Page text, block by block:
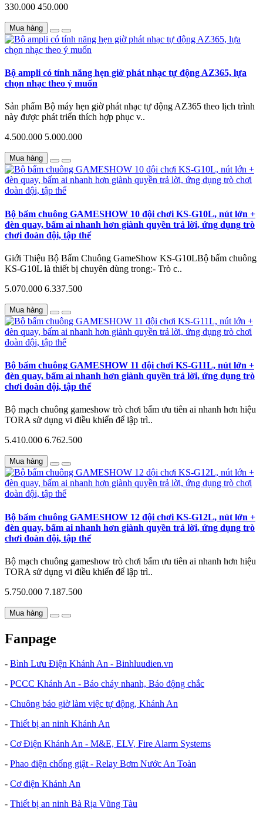
330.000 450.000
Mua hàng
Bộ ampli có tính năng hẹn giờ phát nhạc tự động AZ365, lựa
chọn nhạc theo ý muốn
Sản phẩm Bộ máy hẹn giờ phát nhạc tự động AZ365 theo lịch trình
này được phát triển thích hợp phục v..
4.500.000 5.000.000
Mua hàng
Bộ bấm chuông GAMESHOW 10 đội chơi KS-G10L, nút lớn +
đèn quay, bấm ai nhanh hơn giành quyền trả lời, ứng dụng trò
chơi đoàn đội, tập thể
Giới Thiệu Bộ Bấm Chuông GameShow KS-G10LBộ bấm chuông
KS-G10L là thiết bị chuyên dùng trong:- Trò c..
5.070.000 6.337.500
Mua hàng
Bộ bấm chuông GAMESHOW 11 đội chơi KS-G11L, nút lớn +
đèn quay, bấm ai nhanh hơn giành quyền trả lời, ứng dụng trò
chơi đoàn đội, tập thể
Bộ mạch chuông gameshow trò chơi bấm ưu tiên ai nhanh hơn hiệu
TORA sử dụng vi điều khiển để lập trì..
5.410.000 6.762.500
Mua hàng
Bộ bấm chuông GAMESHOW 12 đội chơi KS-G12L, nút lớn +
đèn quay, bấm ai nhanh hơn giành quyền trả lời, ứng dụng trò
chơi đoàn đội, tập thể
Bộ mạch chuông gameshow trò chơi bấm ưu tiên ai nhanh hơn hiệu
TORA sử dụng vi điều khiển để lập trì..
5.750.000 7.187.500
Mua hàng
Fanpage
- Bình Lưu Điện Khánh An - Binhluudien.vn
- PCCC Khánh An - Báo cháy nhanh, Báo động chắc
- Chuông báo giờ làm việc tự động, Khánh An
- Thiết bị an ninh Khánh An
- Cơ Điện Khánh An - M&E, ELV, Fire Alarm Systems
- Phao điện chống giật - Relay Bơm Nước An Toàn
- Cơ điện Khánh An
- Thiết bị an ninh Bà Rịa Vũng Tàu